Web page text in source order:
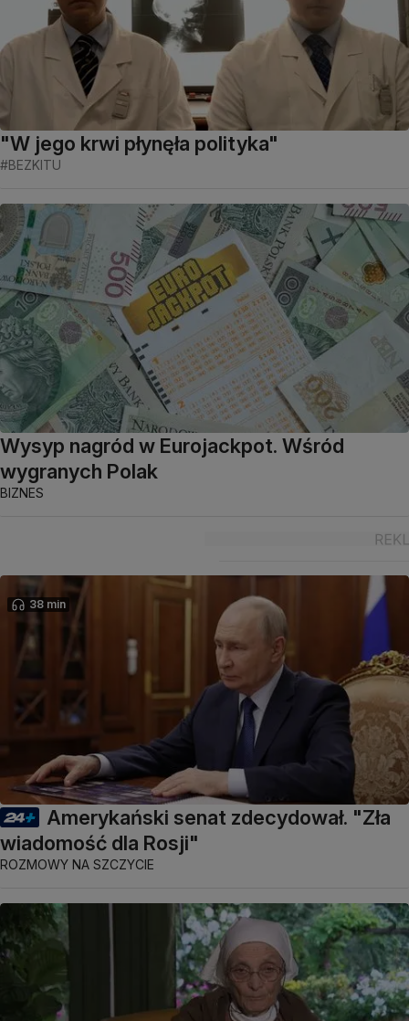
"W jego krwi płynęła polityka"
#BEZKITU
Wysyp nagród w Eurojackpot. Wśród
wygranych Polak
BIZNES
38 min
Amerykański senat zdecydował. "Zła
wiadomość dla Rosji"
ROZMOWY NA SZCZYCIE